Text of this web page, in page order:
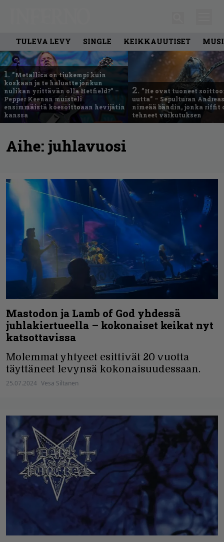
TULEVA LEVY SINGLE KEIKKAUUTISET
1. ”Metallica on tiukempi kuin
koskaan ja te haluatte jonkun
nulikan yrittävän olla Hetfield?” –
Pepper Keenan muisteli
ensimmäistä koesoittoaan hevijätin
kanssa
2. ”He ovat tuoneet
uutta” – Sepulturan
nimeää bändin, jonka riffit
tehneet vaikutuksen
Aihe: juhlavuosi
Mastodon ja Lamb of God yhdessä
juhlakiertueella – kokonaiset keikat nyt
katsottavissa
Molemmat yhtyeet esittivät 20 vuotta
täyttäneet levynsä kokonaisuudessaan.
25.07.2024 Vesa Siltanen